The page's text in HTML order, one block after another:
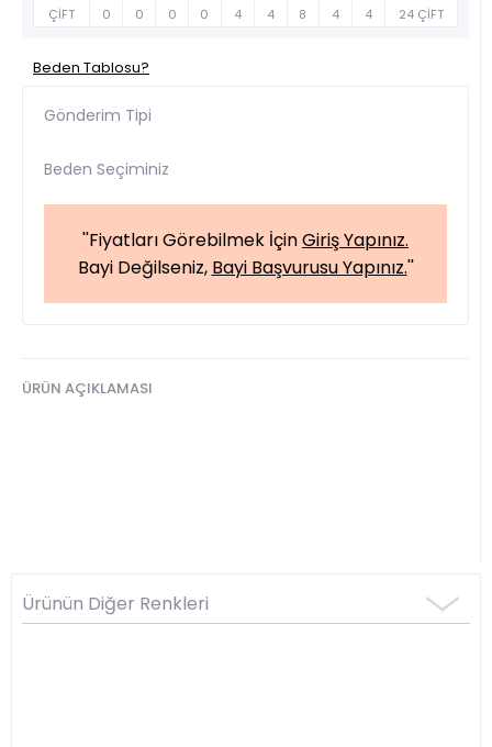
ÇİFT
0 0 0 0 4 4 8 4 4 24 ÇİFT
Beden Tablosu?
Gönderim Tipi
Beden Seçiminiz
''Fiyatları Görebilmek İçinGiriş Yapınız.
Bayi Değilseniz, Bayi Başvurusu Yapınız.''
ÜRÜN AÇIKLAMASI
Ürünün Diğer Renkleri